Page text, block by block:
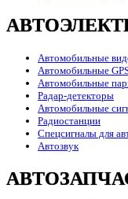
Автомобильные
Автомобильные
Автомобильные
Радар-детекторы
Автомобильные
Радиостанции
Спецсигналы для
Автозвук